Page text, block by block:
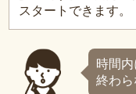
スタートできます。
時間
終わら